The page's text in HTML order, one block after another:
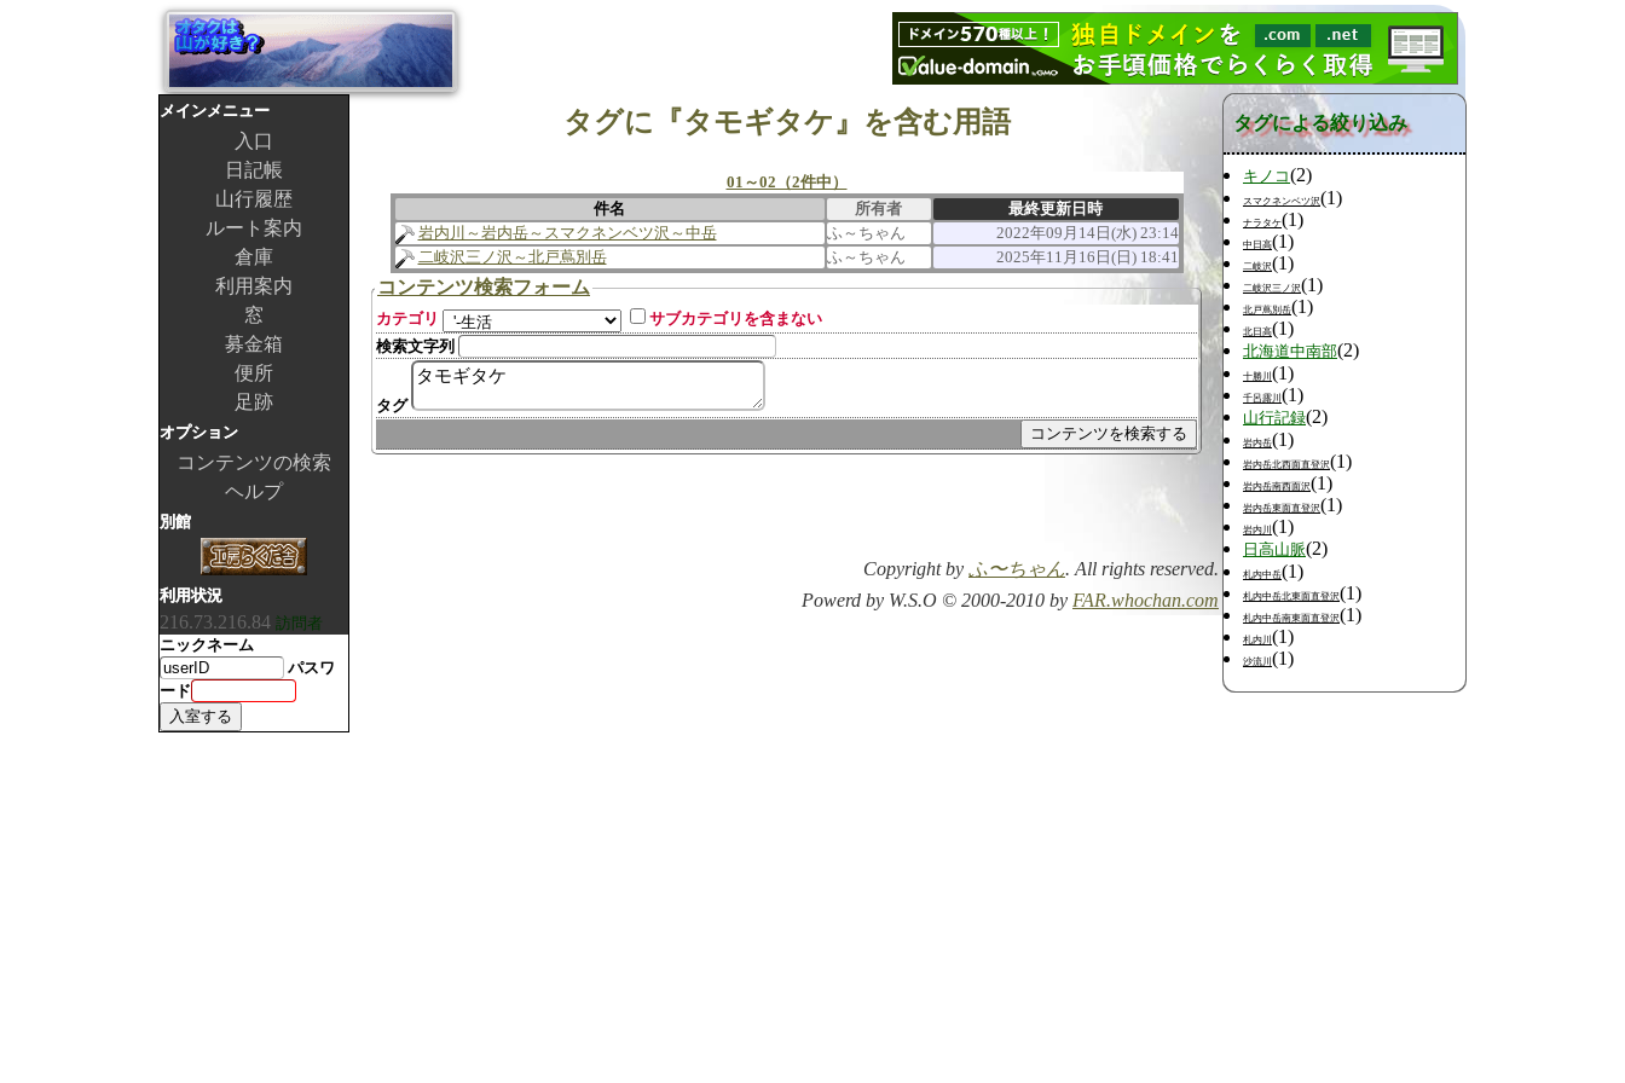
タグに『タモギタケ』を含む用語
01～02（2件中）
件名
所有者
最終更新日時
岩内川～岩内岳～スマクネンベツ沢～中岳
ふ～ちゃん
2022年09月14日(水) 23:14
二岐沢三ノ沢～北戸蔦別岳
ふ～ちゃん 2025年11月16日(日) 18:41
コンテンツ検索フォーム
カテゴリ
サブカテゴリを含まない
検索文字列
タグ
タグによる絞り込み
キノコ(2)
スマクネンベツ沢(1)
ナラタケ(1)
中日高(1)
二岐沢(1)
二岐沢三ノ沢(1)
北戸蔦別岳(1)
北日高(1)
北海道中南部(2)
十勝川 (1)
千呂露川 (1)
山行記録(2)
岩内岳(1)
岩内岳北西面直登沢(1)
岩内岳南西面沢(1)
岩内岳東面直登沢(1)
岩内川 (1)
日高山脈(2)
札内中岳(1)
札内中岳北東面直登沢(1)
札内中岳南東面直登沢(1)
札内川 (1)
沙流川 (1)
メインメニュー
入口
日記帳
山行履歴
ルート案内
倉庫
利用案内
窓
募金箱
便所
足跡
オプション
コンテンツの検索
ヘルプ
別館
利用状況
216.73.216.84 訪問者
ニックネーム
パスワ
ード
Copyright by ふ〜ちゃん. All rights reserved.
Powerd by W.S.O © 2000-2010 by FAR.whochan.com